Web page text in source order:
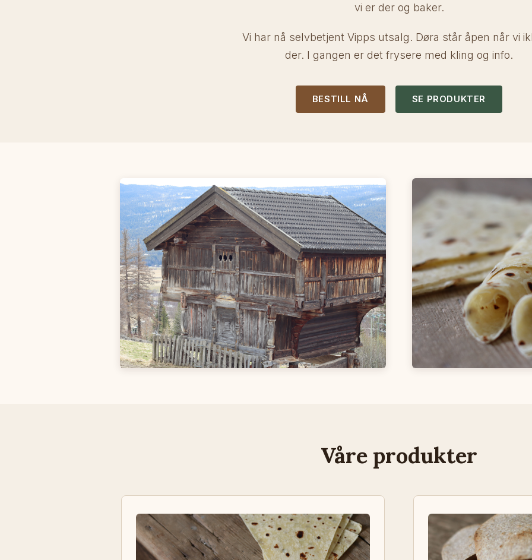
vi er der og baker.
Vi har nå selvbetjent Vipps utsalg. Døra står åpen når vi
der. I gangen er det frysere med kling og info.
BESTILL NÅ SE PRODUKTER
Våre produkter